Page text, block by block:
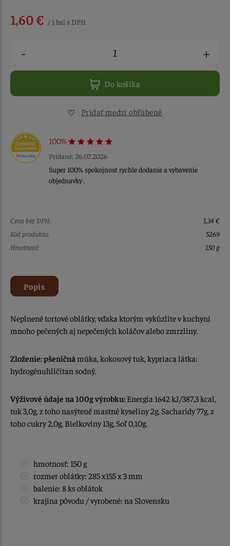
1,60 € / 1 bal s DPH
- +
Do košíka
Pridať medzi obľúbené
100%
Pridané: 26.07.2026
Super 100% spokojnost rychle dodanie a vybavenie
objednavky .
Cena bez DPH:
1,34 €
Kód produktu:
5269
Hmotnosť:
150 g
Popis
Neplnené tortové oblátky, vďaka ktorým vykúzlite v kuchyni
mnoho pečených aj nepečených koláčov alebo zmrzliny.
Zloženie:pšeničná múka, kokosový tuk, kypriaca látka:
hydrogénuhličitan sodný.
Výživové údaje na 100g výrobku: Energia 1642 kJ/387,3 kcal,
tuk 3,0g, z toho nasýtené mastné kyseliny 2g, Sacharidy 77g, z
toho cukry 2,0g, Bielkoviny 13g, Soľ 0,10g.
hmotnosť: 150 g
rozmer oblátky: 285 x155 x 3 mm
balenie: 8 ks oblátok
krajina pôvodu / vyrobené: na Slovensku